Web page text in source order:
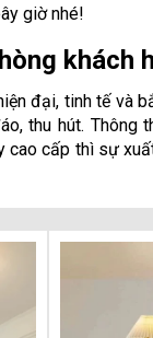
giờ nhé!
khách
đại, tinh tế và
thu hút.
cao cấp thì sự